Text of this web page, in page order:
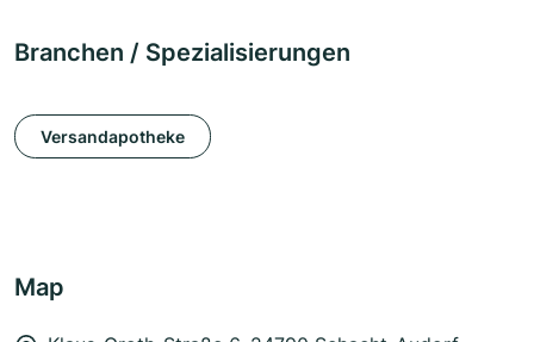
Branchen / Spezialisierungen
Versandapotheke
Map